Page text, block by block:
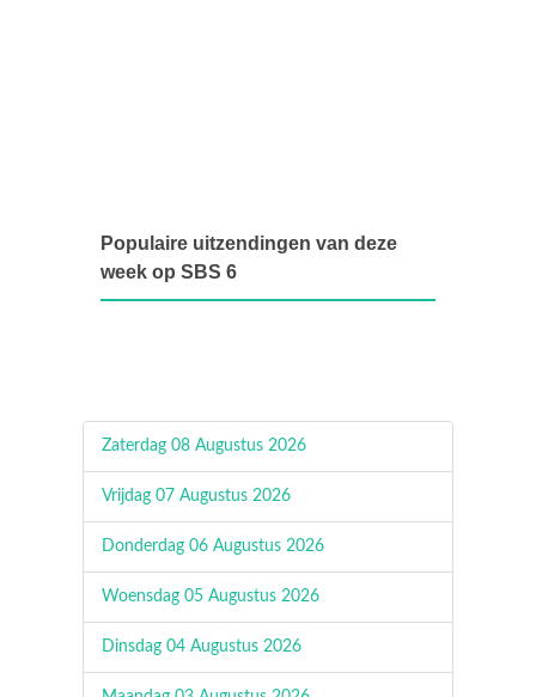
Populaire uitzendingen van deze
week op SBS 6
Zaterdag 08 Augustus 2026
Vrijdag 07 Augustus 2026
Donderdag 06 Augustus 2026
Woensdag 05 Augustus 2026
Dinsdag 04 Augustus 2026